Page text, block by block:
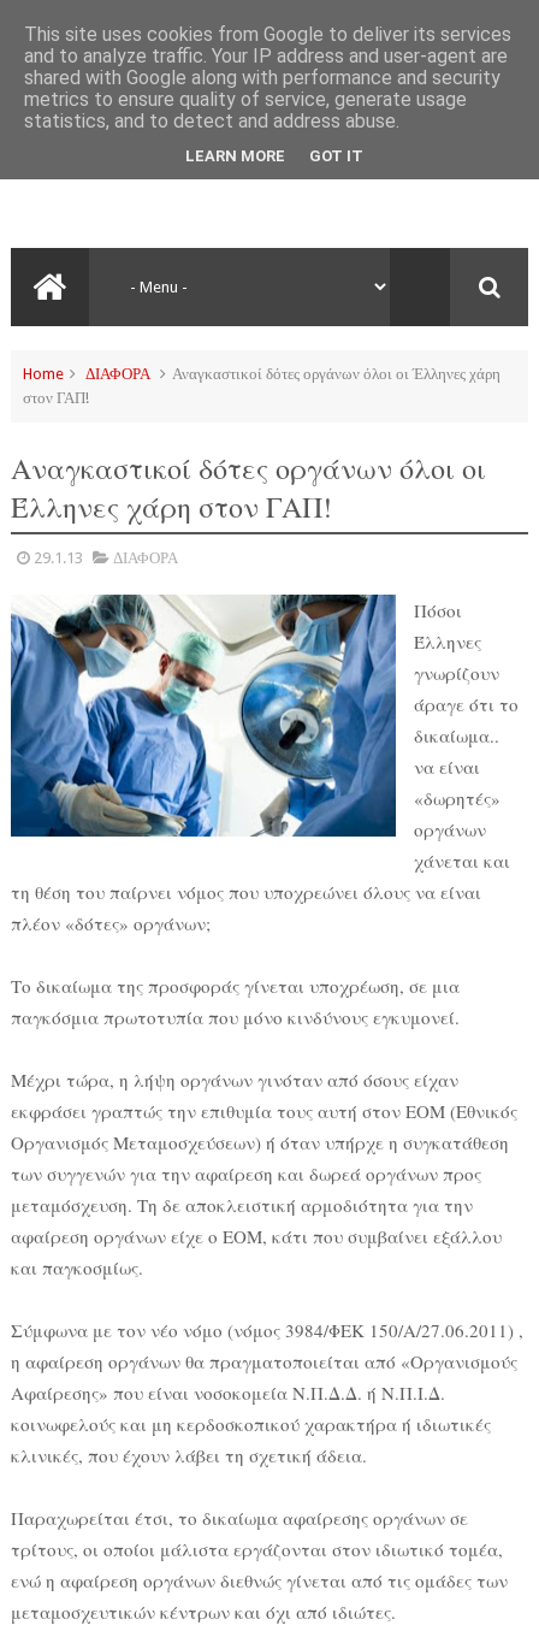
Home ΔΙΑΦΟΡΑ
Αναγκαστικοί δότες οργάνων όλοι οι Έλληνες χάρη
στον ΓΑΠ!
Αναγκαστικοί δότες οργάνων όλοι οι
Έλληνες χάρη στον ΓΑΠ!
29.1.13 ΔΙΑΦΟΡΑ
Πόσοι
Έλληνες
γνωρίζουν
άραγε ότι το
δικαίωμα..
να είναι
«δωρητές»
οργάνων
χάνεται και
τη θέση του παίρνει νόμος που υποχρεώνει όλους να είναι
πλέον «δότες» οργάνων;
Το δικαίωμα της προσφοράς γίνεται υποχρέωση, σε μια
παγκόσμια πρωτοτυπία που μόνο κινδύνους εγκυμονεί.
Μέχρι τώρα, η λήψη οργάνων γινόταν από όσους είχαν
εκφράσει γραπτώς την επιθυμία τους αυτή στον ΕΟΜ (Εθνικός
Οργανισμός Μεταμοσχεύσεων) ή όταν υπήρχε η συγκατάθεση
των συγγενών για την αφαίρεση και δωρεά οργάνων προς
μεταμόσχευση. Τη δε αποκλειστική αρμοδιότητα για την
αφαίρεση οργάνων είχε ο ΕΟΜ, κάτι που συμβαίνει εξάλλου
και παγκοσμίως.
Σύμφωνα με τον νέο νόμο (νόμος 3984/ΦΕΚ 150/Α/27.06.2011) ,
η αφαίρεση οργάνων θα πραγματοποιείται από «Οργανισμούς
Αφαίρεσης» που είναι νοσοκομεία Ν.Π.Δ.Δ. ή Ν.Π.Ι.Δ.
κοινωφελούς και μη κερδοσκοπικού χαρακτήρα ή ιδιωτικές
κλινικές, που έχουν λάβει τη σχετική άδεια.
Παραχωρείται έτσι, το δικαίωμα αφαίρεσης οργάνων σε
τρίτους, οι οποίοι μάλιστα εργάζονται στον ιδιωτικό τομέα,
ενώ η αφαίρεση οργάνων διεθνώς γίνεται από τις ομάδες των
μεταμοσχευτικών κέντρων και όχι από ιδιώτες.
This site uses cookies from Google to deliver its services
and to analyze traffic. Your IP address and user-agent are
shared with Google along with performance and security
metrics to ensure quality of service, generate usage
statistics, and to detect and address abuse.
LEARN MORE GOT IT